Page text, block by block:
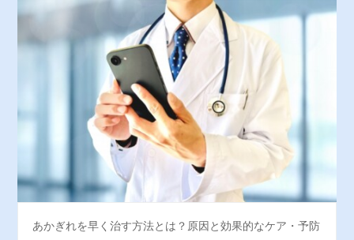
あかぎれを早く治す方法とは？原因と効果的なケア・予防